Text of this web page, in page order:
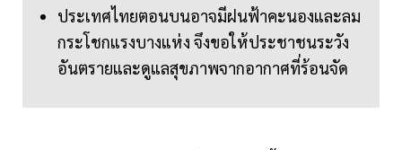
ประเทศไทยตอนบนอาจมีฝนฟ้าคะนองและลม
กระโชกแรงบางแห่ง จึงขอให้ประชาชนระวัง
อันตรายและดูแลสุขภาพจากอากาศที่ร้อนจัด